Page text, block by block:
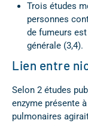
Trois études
personnes
de fumeurs
générale (3,4).
Lien entre
Selon 2 études
enzyme présente
pulmonaires